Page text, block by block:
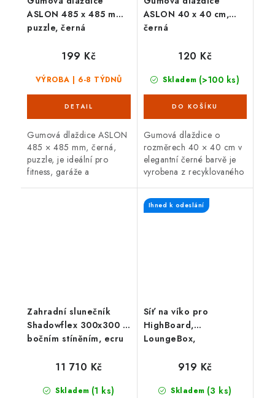
ASLON 485 x 485 mm,
puzzle, černá
VÝROBA | 6-8 TÝDNŮ
199 Kč
Gumová dlaždice ASLON
485 × 485 mm, černá,
puzzle, je ideální pro
fitness, garáže a
ASLON 40 x 40 cm,
černá
Skladem (>100 ks)
120 Kč
Gumová dlaždice o
rozměrech 40 × 40 cm v
elegantní černé barvě je
vyrobena z recyklovaného
Nabízí protiskluzový
povrch, vodopropustnost a
Zahradní slunečník
Shadowflex 300x300 s
bočním stíněním, ecru
Skladem (1 ks)
11 710 Kč
Síť na víko pro
HighBoard,
LoungeBox,
Ihned k odeslání
Skladem (3 ks)
919 Kč